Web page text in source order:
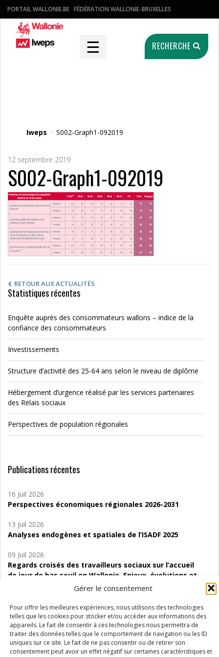
Gérer le consentement
Pour offrir les meilleures expériences, nous utilisons des technologies
telles que les cookies pour stocker et/ou accéder aux informations des
appareils. Le fait de consentir à ces technologies nous permettra de
traiter des données telles que le comportement de navigation ou les ID
uniques sur ce site. Le fait de ne pas consentir ou de retirer son
consentement peut avoir un effet négatif sur certaines caractéristiques et
PORTAIL WALLONIE.BE FÉDÉRATION WALLONIE-BRUXELLES
☰ RECHERCHE
Iweps / S002-Graph1-092019
12 septembre 2019
S002-Graph1-092019
RETOUR AUX ACTUALITÉS
Statistiques récentes
Enquête auprès des consommateurs wallons – indice de la
confiance des consommateurs
Investissements
Structure d’activité des 25-64 ans selon le niveau de diplôme
Hébergement d’urgence réalisé par les services partenaires
des Relais sociaux
Perspectives de population régionales
Publications récentes
16 Juil 2026
Perspectives économiques régionales 2026-2031
13 Juil 2026
Analyses endogènes et spatiales de l’ISADF 2025
09 Juil 2026
Regards croisés des travailleurs sociaux sur l’accueil
de jour de bas seuil en Wallonie. Enjeux, évolutions et
06 Juil 2026
Étude d’évaluabilité des Structures
d’accompagnement à l’autocréation d’emploi (SAACE)
01 Juil 2026